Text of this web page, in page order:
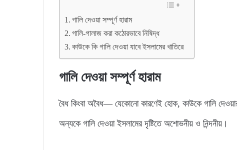
গালি দেওয়া সম্পূর্ণ হারাম
গালি-গালাজ করা কঠোরভাবে নিষিদ্ধ
কাউকে কি গালি দেওয়া যাবে ইসলামের খাতিরে
গালি দেওয়া সম্পূর্ণ হারাম
বৈধ কিংবা অবৈধ— যেকোনো কারণেই হোক, কাউকে গালি
অন্যকে গালি দেওয়া ইসলামের দৃষ্টিতে অশোভনীয় ও নিন্দনীয়।